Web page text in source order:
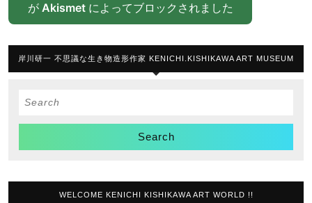
が Akismetによってブロックされました
岸川研一 不思議な生き物造形作家 KENICHI.KISHIKAWA ART MUSEUM
Search
WELCOME KENICHI KISHIKAWA ART WORLD !!